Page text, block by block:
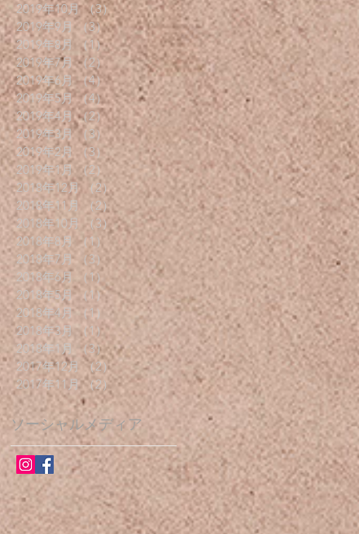
2019年10月 （3）3件の記事
2019年9月
（3）3件の記事
2019年8月
（1）1件の記事
2019年7月 （2） 2件の記事
2019年6月 （4）4件の記事
2019年5月 （4）4件の記事
2019年4月 （2）2件の記事
2019年3月 （3） 3件の記事
2019年2月 （3）3件の記事
2019年1月 （2） 2件の記事
2018年12月
（2）2件の記事
2018年11月
（2） 2件の記事
2018年10月 （3）3件の記事
2018年8月 （1） 1件の記事
2018年7月
（3）
3件の記事
2018年6月
（1）
1件の記事
2018年5月 （1）1件の記事
2018年4月 （1） 1件の記事
2018年3月 （1）1件の記事
2018年1月
（3）3件の記事
2017年12月
（2）2件の記事
2017年11月 （2） 2件の記事
ソーシャルメディア